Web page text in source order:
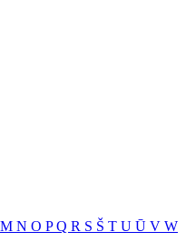
M N O PQ R S Š T U Ū V W